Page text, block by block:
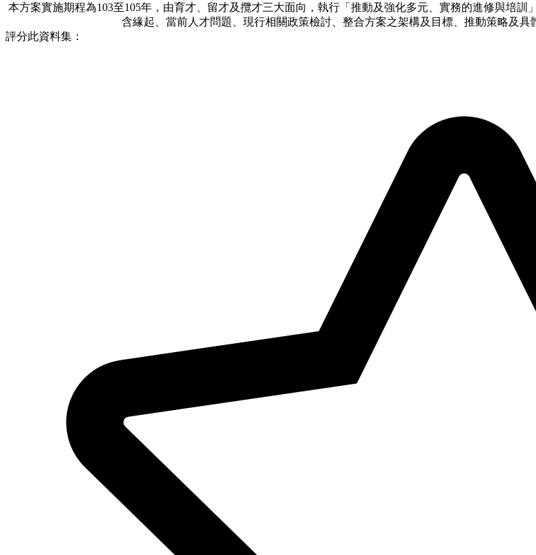
本方案實施期程為103至105年，由育才、留才及攬才三大面向，執行「推動及強化多元、實務的進修與培
含緣起、當前人才問題、現行相關政策檢討、整合方案之架構及目標、推動策略及具
評分此資料集：